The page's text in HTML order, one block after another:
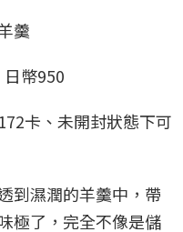
羹
日幣950
卡、未開封狀態下可
到濕潤的羊羹中，帶
極了，完全不像是儲